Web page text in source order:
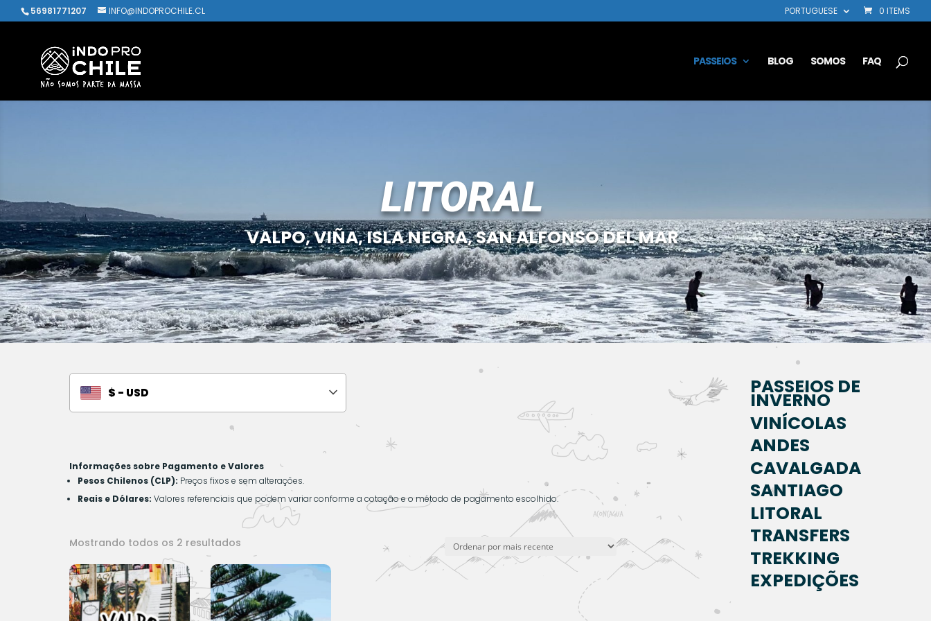
56981771207 INFO@INDOPROCHILE.CL PORTUGUESE 0 ITEMS
PASSEIOS BLOG SOMOS FAQ
LITORAL
VALPO, VIÑA, ISLA NEGRA, SAN ALFONSO DEL MAR
$ - USD
Informações sobre Pagamento e Valores
Pesos Chilenos (CLP): Preços fixos e sem alterações.
Reais e Dólares: Valores referenciais que podem variar conforme a cotação e o método de pagamento escolhido.
Mostrando todos os 2 resultados
por
mais
recente
PASSEIOS DE
INVERNO
VINÍCOLAS
ANDES
CAVALGADA
SANTIAGO
LITORAL
TRANSFERS
TREKKING
EXPEDIÇÕES